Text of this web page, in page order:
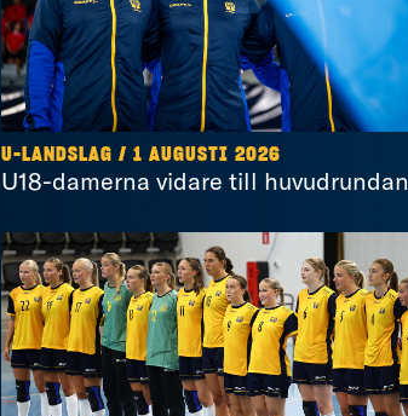
U-LANDSLAG /1 AUGUSTI 2026
U18-damerna vidare till huvudrundan